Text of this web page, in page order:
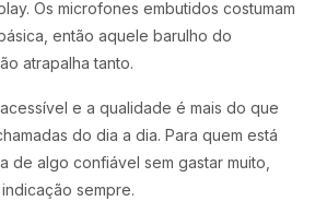
Os microfones embutidos costumam
então aquele barulho do
atrapalha tanto.
e a qualidade é mais do que
do dia a dia. Para quem está
de algo confiável sem gastar muito,
sempre.